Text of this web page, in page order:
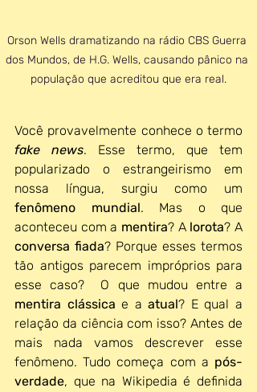
Orson Wells dramatizando na rádio CBS Guerra
dos Mundos, de H.G. Wells, causando pânico na
população que acreditou que era real.
fake news. Esse termo, que tem
popularizado o estrangeirismo em
fenômeno mundial. Mas o que
aconteceu com a mentira? A lorota
conversa fiada? Porque esses termos
tão antigos parecem impróprios para
mentira clássica e a atual? E qual a
relação da ciência com isso? Antes de
mais nada vamos descrever esse
fenômeno. Tudo começa com a pós-
verdade, que na Wikipedia é definida